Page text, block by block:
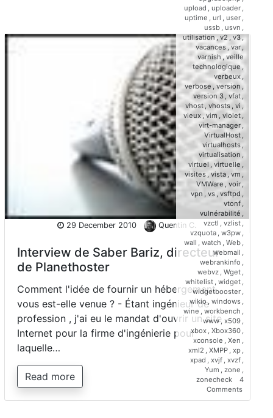
29 December 2010 Quentin C.
Interview de Saber Bariz, directeur
de Planethoster
Comment l'idée de fournir un hébergement
vous est-elle venue ? - Étant ingénieur de
profession , j'ai eu le mandat d'ouvrir un site
Internet pour la firme d'ingénierie pour
laquelle…
Read more
upload , uploader ,
uptime , url , user ,
ussb , usvn ,
utilisation,v2,v3,
vacances , var,
varnish , veille
technologique ,
verbeux ,
verbose ,version,
version 3 ,vfat ,
vhost , vhosts , vi ,
vieux , vim , violet,
virt-manager ,
VirtualHost ,
virtualhosts ,
virtualisation ,
virtuel, virtuelle ,
visites , vista , vm ,
VMWare , voir ,
vpn , vs , vsftpd ,
vtonf ,
vulnérabilité ,
vzctl , vzlist ,
vzquota , w3pw ,
wall , watch , Web ,
webmail ,
webrankinfo ,
webvz , Wget ,
whitelist , widget ,
widgetbooster ,
wikio, windows ,
wine , workbench ,
www, x509 ,
xbox , Xbox360 ,
xconsole , Xen ,
xml2 , XMPP , xp ,
xpad , xvjf , xvzf ,
Yum , zone ,
zonecheck
4
Commentson
Interview